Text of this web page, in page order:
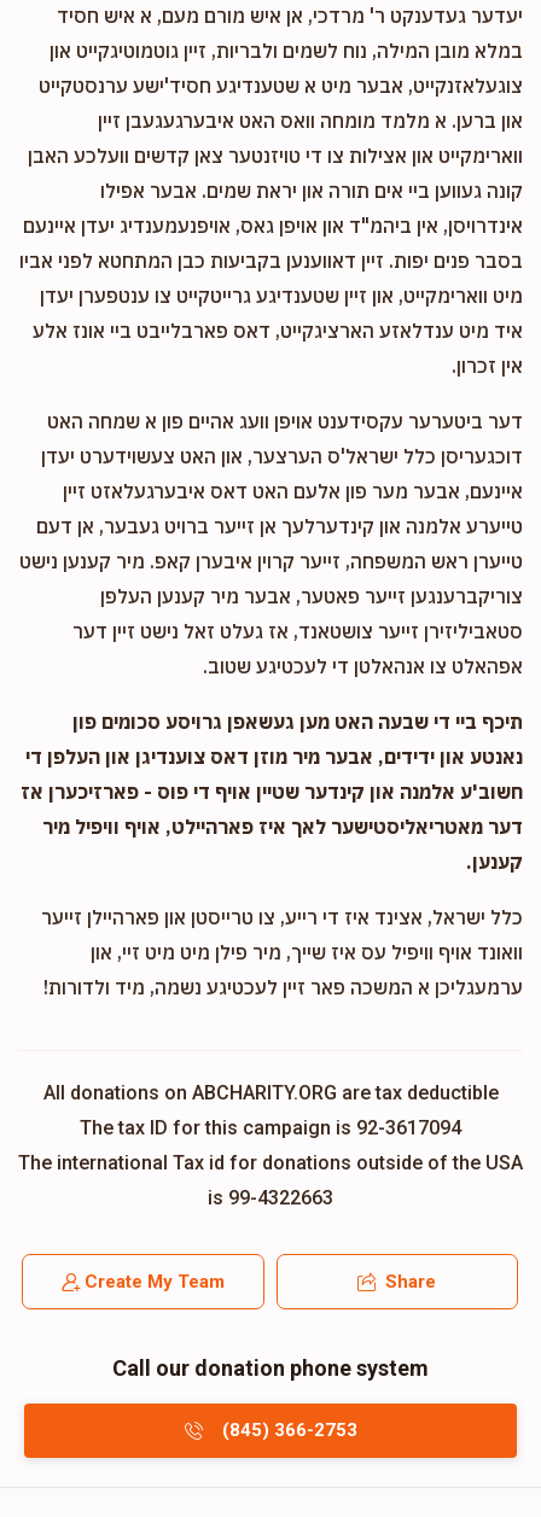
יעדער געדענקט ר' מרדכי, אן איש מורם מעם, א איש חסיד
במלא מובן המילה, נוח לשמים ולבריות, זיין גוטמוטיגקייט און
צוגעלאזנקייט, אבער מיט א שטענדיגע חסיד'ישע ערנסטקייט
און ברען. א מלמד מומחה וואס האט איבערגעגעבן זיין
ווארימקייט און אצילות צו די טויזנטער צאן קדשים וועלכע האבן
קונה געווען ביי אים תורה און יראת שמים. אבער אפילו
אינדרויסן, אין ביהמ"ד און אויפן גאס, אויפנעמענדיג יעדן איינעם
בסבר פנים יפות. זיין דאווענען בקביעות כבן המתחטא לפני אביו
מיט ווארימקייט, און זיין שטענדיגע גרייטקייט צו ענטפערן יעדן
איד מיט ענדלאזע הארציגקייט, דאס פארבלייבט ביי אונז אלע
אין זכרון.
דער ביטערער עקסידענט אויפן וועג אהיים פון א שמחה האט
דוכגעריסן כלל ישראל'ס הערצער, און האט צעשוידערט יעדן
איינעם, אבער מער פון אלעם האט דאס איבערגעלאזט זיין
טייערע אלמנה און קינדערלעך אן זייער ברויט געבער, אן דעם
טייערן ראש המשפחה, זייער קרוין איבערן קאפ. מיר קענען נישט
צוריקברענגען זייער פאטער, אבער מיר קענען העלפן
סטאביליזירן זייער צושטאנד, אז געלט זאל נישט זיין דער
אפהאלט צו אנהאלטן די לעכטיגע שטוב.
תיכף ביי די שבעה האט מען געשאפן גרויסע סכומים פון
נאנטע און ידידים, אבער מיר מוזן דאס צוענדיגן און העלפן די
חשוב'ע אלמנה און קינדער שטיין אויף די פוס - פארזיכערן אז
דער מאטריאליסטישער לאך איז פארהיילט, אויף וויפיל מיר
קענען.
כלל ישראל, אצינד איז די רייע, צו טרייסטן און פארהיילן זייער
וואונד אויף וויפיל עס איז שייך, מיר פילן מיט מיט זיי, און
ערמעגליכן א המשכה פאר זיין לעכטיגע נשמה, מיד ולדורות!
All donations on ABCHARITY.ORG are tax deductible
The tax ID for this campaign is 92-3617094
The international Tax id for donations outside of the USA
is 99-4322663
Create My Team Share
Call our donation phone system
(845) 366-2753